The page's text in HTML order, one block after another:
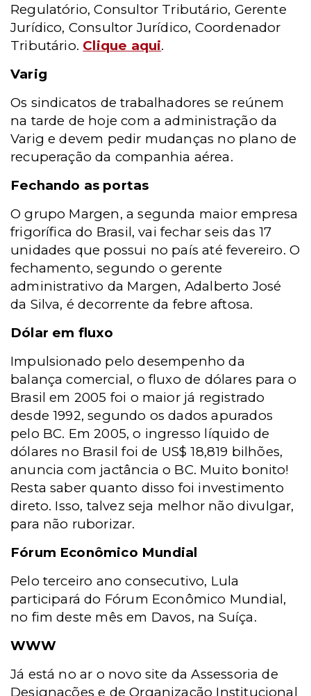
Regulatório, Consultor Tributário, Gerente
Jurídico, Consultor Jurídico, Coordenador
Tributário. Clique aqui.
Varig
Os sindicatos de trabalhadores se reúnem
na tarde de hoje com a administração da
Varig e devem pedir mudanças no plano de
recuperação da companhia aérea.
Fechando as portas
O grupo Margen, a segunda maior empresa
frigorífica do Brasil, vai fechar seis das 17
unidades que possui no país até fevereiro. O
fechamento, segundo o gerente
administrativo da Margen, Adalberto José
da Silva, é decorrente da febre aftosa.
Dólar em fluxo
Impulsionado pelo desempenho da
balança comercial, o fluxo de dólares para o
Brasil em 2005 foi o maior já registrado
desde 1992, segundo os dados apurados
pelo BC. Em 2005, o ingresso líquido de
dólares no Brasil foi de US$ 18,819 bilhões,
anuncia com jactância o BC. Muito bonito!
Resta saber quanto disso foi investimento
direto. Isso, talvez seja melhor não divulgar,
para não ruborizar.
Fórum Econômico Mundial
Pelo terceiro ano consecutivo, Lula
participará do Fórum Econômico Mundial,
no fim deste mês em Davos, na Suíça.
WWW
Já está no ar o novo site da Assessoria de
Designações e de Organização Institucional